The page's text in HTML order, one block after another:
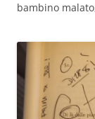
bambino